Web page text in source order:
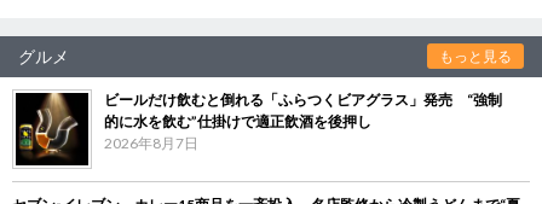
グルメ もっと見る
ビールだけ飲むと倒れる「ふらつくビアグラス」発売 “強制
的に水を飲む”仕掛けで適正飲酒を後押し
2026年8月7日